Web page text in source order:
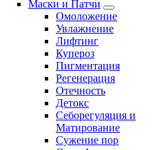
Маски и Патчи
Омоложение
Увлажнение
Лифтинг
Купероз
Пигментация
Регенерация
Отечность
Детокс
Себорегуляция и
Матирование
Сужение пор